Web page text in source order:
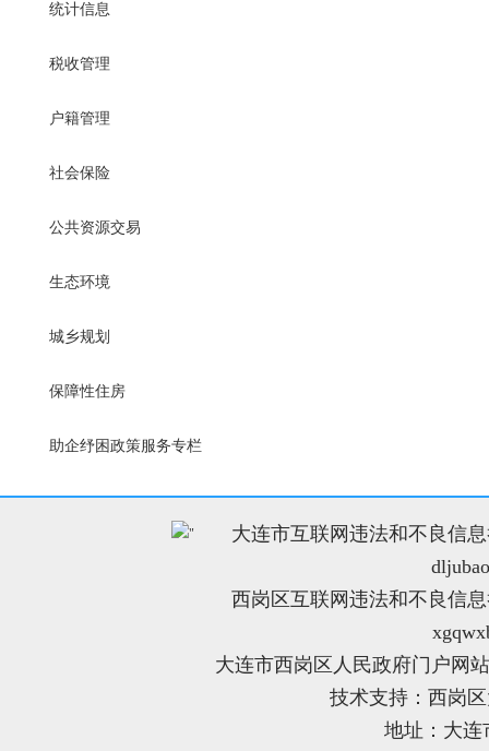
统计信息
税收管理
户籍管理
社会保险
公共资源交易
生态环境
城乡规划
保障性住房
助企纾困政策服务专栏
"
大连市互联网违法和不良信
西岗区互联网违法和不良信
大连市西岗区人民政府门户网
技术支持：西岗
地址：大连